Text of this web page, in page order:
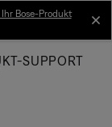
Bose-Produkt
SUPPORT